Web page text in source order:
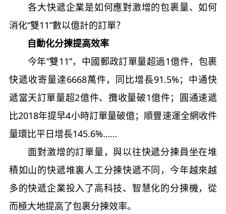
各大快遞企業是如何應對激增的包裹量、如何
消化“雙11”數以億計的訂單？
自動化分揀提高效率
今年“雙11”，中國郵政訂單量超過1億件，包裹
快遞收寄量達6668萬件，同比增長91.5%；中通快
遞當天訂單量超2億件、攬收量破1億件；圓通速遞
比2018年提早4小時訂單量破億；順豐速運全網收件
量環比平日增長145.6%……
面對激增的訂單量，與以往快遞分揀員坐在堆
積如山的快遞堆裏人工分揀快遞不同，今年越來越
多的快遞企業投入了高科技、智慧化的分揀機，從
而極大地提高了包裹分揀效率。